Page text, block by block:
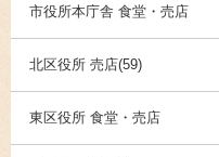
市役所本庁舎 食堂・売店
北区役所 売店(59)
東区役所 食堂・売店